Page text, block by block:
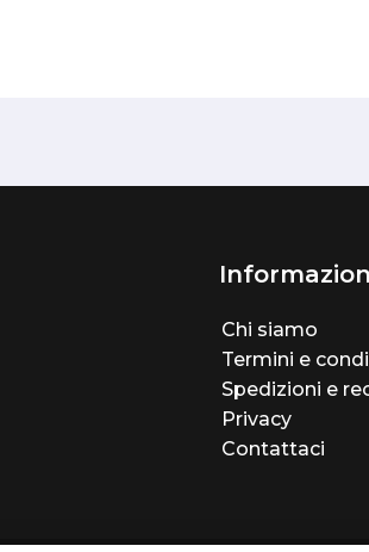
Chi siamo
Termini e
Spedizioni e
Privacy
Contattaci